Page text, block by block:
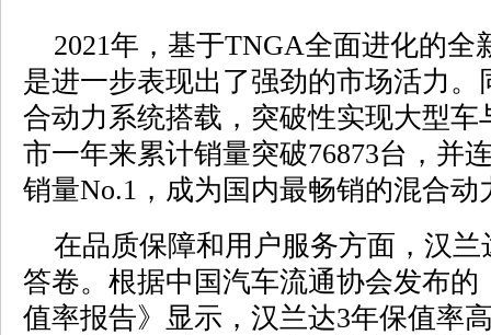
2021年，基于TNGA全面进化的全
是进一步表现出了强劲的市场活力
合动力系统搭载，突破性实现大型
市一年来累计销量突破76873台，并
销量No.1，成为国内最畅销的混合动
在品质保障和用户服务方面，汉兰
答卷。根据中国汽车流通协会发布的
值率报告》显示，汉兰达3年保值率